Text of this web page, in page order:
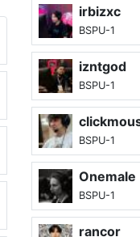
irbizxc
BSPU-1
izntgod
BSPU-1
BSPU-1
Onemale
BSPU-1
rancor